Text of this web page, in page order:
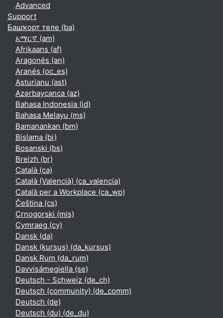
Advanced
Support
Башҡорт теле ‎(ba)‎
አማርኛ ‎(am)‎
Afrikaans ‎(af)‎
Aragonés ‎(an)‎
Aranés ‎(oc_es)‎
Asturianu ‎(ast)‎
Azərbaycanca ‎(az)‎
Bahasa Indonesia ‎(id)‎
Bahasa Melayu ‎(ms)‎
Bamanankan ‎(bm)‎
Bislama ‎(bi)‎
Bosanski ‎(bs)‎
Breizh ‎(br)‎
Català ‎(ca)‎
Català (Valencià) ‎(ca_valencia)‎
Català per a Workplace ‎(ca_wp)‎
Čeština ‎(cs)‎
Crnogorski ‎(mis)‎
Cymraeg ‎(cy)‎
Dansk ‎(da)‎
Dansk (kursus) ‎(da_kursus)‎
Dansk Rum ‎(da_rum)‎
Davvisámegiella ‎(se)‎
Deutsch - Schweiz ‎(de_ch)‎
Deutsch (community) ‎(de_comm)‎
Deutsch ‎(de)‎
Deutsch (du) ‎(de_du)‎